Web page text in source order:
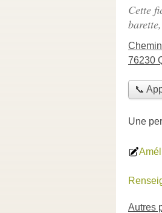
Cette
barette
76230
📞
Une
Autres